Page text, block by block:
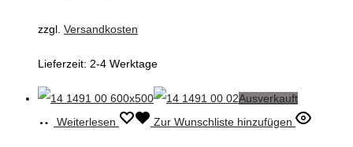
zzgl. Versandkosten
Lieferzeit: 2-4 Werktage
Ausverkauft
Weiterlesen
Zur Wunschliste hinzufügen